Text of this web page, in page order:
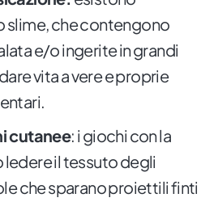
slime, che contengono
e/o ingerite in grandi
vita a vere e proprie
cutanee: i giochi con la
ledere il tessuto degli
che sparano proiettili finti